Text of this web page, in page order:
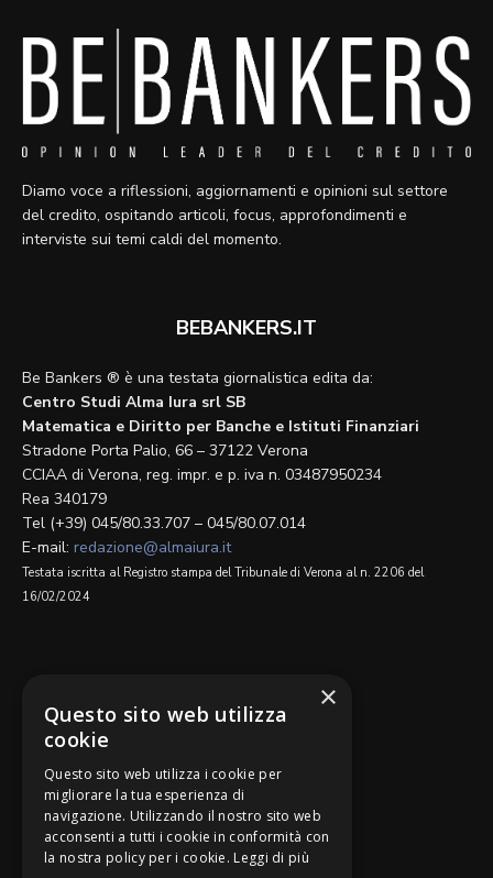
Diamo voce a riflessioni, aggiornamenti e opinioni sul settore
del credito, ospitando articoli, focus, approfondimenti e
interviste sui temi caldi del momento.
BEBANKERS.IT
Be Bankers ® è una testata giornalistica edita da:
Centro Studi Alma Iura srl SB
Matematica e Diritto per Banche e Istituti Finanziari
Stradone Porta Palio, 66 – 37122 Verona
CCIAA di Verona, reg. impr. e p. iva n. 03487950234
Rea 340179
Tel (+39) 045/80.33.707 – 045/80.07.014
E-mail: redazione@almaiura.it
Testata iscritta al Registro stampa del Tribunale di Verona al n. 2206 del
16/02/2024
Be Bankers è ideato da
×
Questo sito web utilizza
cookie
Questo sito web utilizza i cookie per
migliorare la tua esperienza di
navigazione. Utilizzando il nostro sito web
acconsenti a tutti i cookie in conformità con
la nostra policy per i cookie. Leggi di più